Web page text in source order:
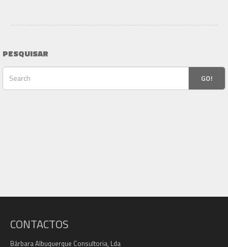
PESQUISAR
GO!
CONTACTOS
Bárbara Albuquerque Consultoria, Lda